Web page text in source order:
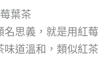
葉茶
名思義，就是用紅
味道溫和，類似紅